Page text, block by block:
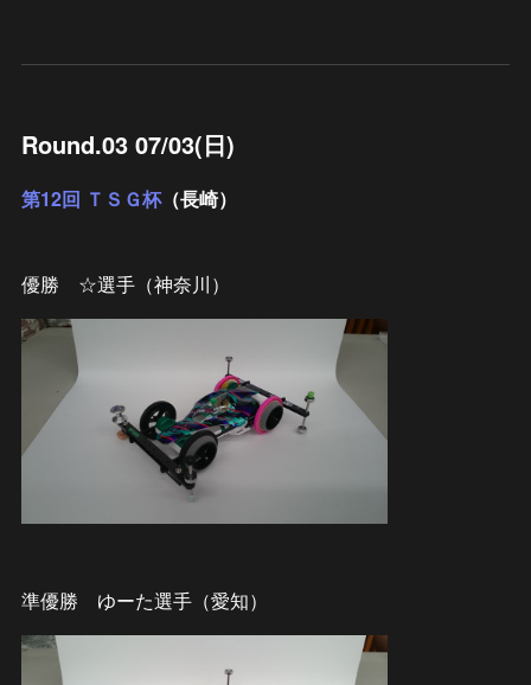
Round.03 07/03(日)
第12回 ＴＳＧ杯（長崎）
優勝 ☆選手（神奈川）
準優勝 ゆーた選手（愛知）